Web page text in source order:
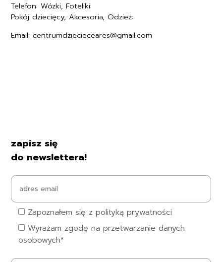
Telefon: Wózki, Foteliki:
Pokój dziecięcy, Akcesoria, Odzież:
Email: centrumdziecieceares@gmail.com
zapisz się
do newslettera!
Zapoznałem się z polityką prywatności
Wyrażam zgodę na przetwarzanie danych
osobowych*